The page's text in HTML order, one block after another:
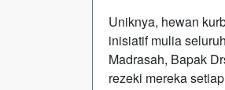
Uniknya, hewan
inisiatif mulia
Madrasah, Bapak
rezeki mereka